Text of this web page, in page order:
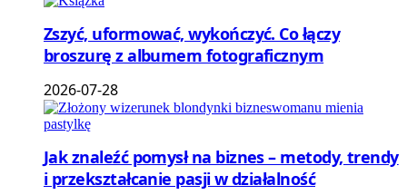
Zszyć, uformować, wykończyć. Co łączy
broszurę z albumem fotograficznym
2026-07-28
Jak znaleźć pomysł na biznes – metody, trendy
i przekształcanie pasji w działalność